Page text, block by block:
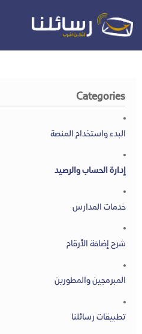
Categories
البدء واستخدام المنصة
إدارة الحساب والرصيد
خدمات المدارس
شرح إضافة الأرقام
المبرمجين والمطورين
تطبيقات رسائلنا